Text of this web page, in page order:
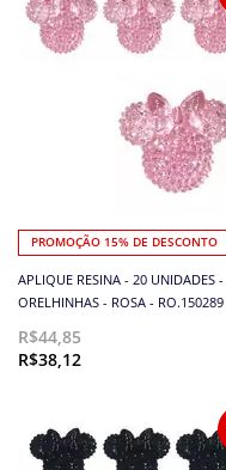
PROMOÇÃO 15% DE DESCONTO
APLIQUE RESINA - 20 UNIDADES -
ORELHINHAS - ROSA - RO.150289
R$44,85
R$38,12